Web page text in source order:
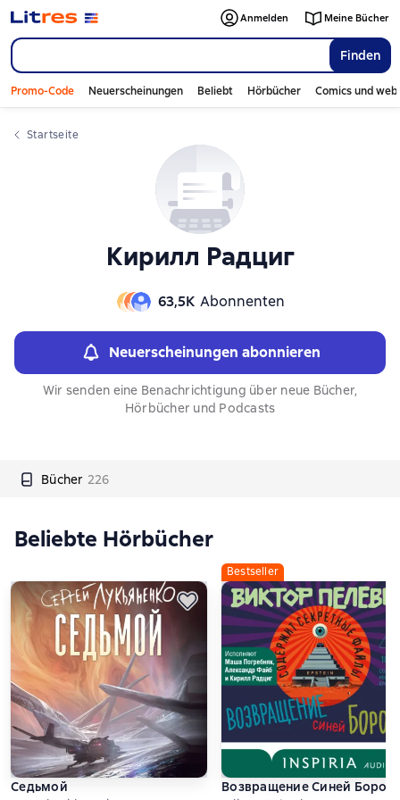
Finden
Anmelden Meine Bücher
Promo-Code Neuerscheinungen Beliebt Hörbücher Comics und
Startseite
Кирилл Радциг
63,5К Abonnenten
Neuerscheinungen abonnieren
Wir senden eine Benachrichtigung über neue Bücher,
Hörbücher und Podcasts
Bücher 226
Слайдер с книгами
Beliebte Hörbücher
Седьмой
Bestseller
Возвращение Синей